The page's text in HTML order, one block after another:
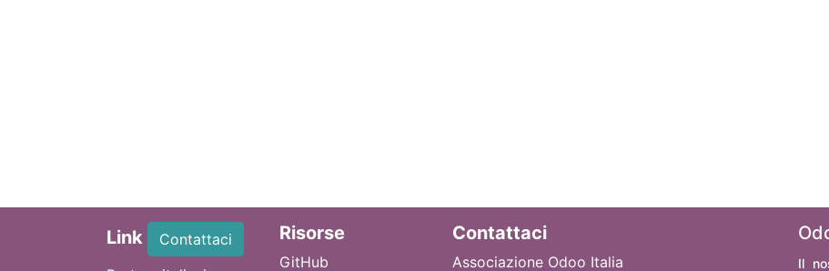
Link
Contattaci
Risorse
GitHub
Contattaci
Associazione Odoo Italia Il